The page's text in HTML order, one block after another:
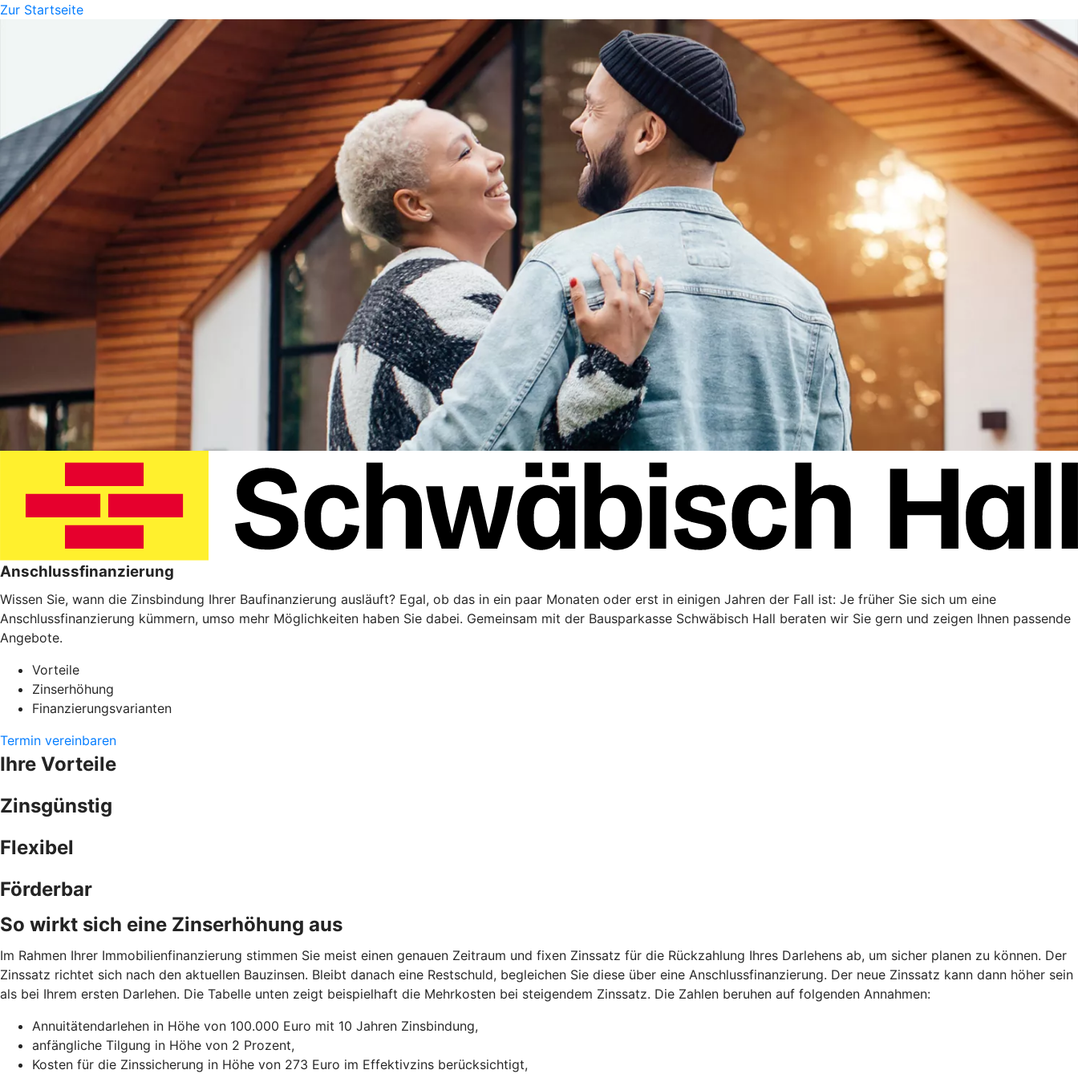
Zur Startseite
Anschlussfinanzierung
Wissen Sie, wann die Zinsbindung Ihrer Baufinanzierung ausläuft? Egal, ob das in ein paar Monaten oder erst in einigen Jahren der Fall ist: Je früher Sie sich um eine
Anschlussfinanzierung kümmern, umso mehr Möglichkeiten haben Sie dabei. Gemeinsam mit der Bausparkasse Schwäbisch Hall beraten wir Sie gern und zeigen Ihnen passende
Angebote.
Vorteile
Zinserhöhung
Finanzierungsvarianten
Termin vereinbaren
Ihre Vorteile
Zinsgünstig
Flexibel
Förderbar
So wirkt sich eine Zinserhöhung aus
Im Rahmen Ihrer Immobilienfinanzierung stimmen Sie meist einen genauen Zeitraum und fixen Zinssatz für die Rückzahlung Ihres Darlehens ab, um sicher planen zu können. Der
Zinssatz richtet sich nach den aktuellen Bauzinsen. Bleibt danach eine Restschuld, begleichen Sie diese über eine Anschlussfinanzierung. Der neue Zinssatz kann dann höher sein
als bei Ihrem ersten Darlehen. Die Tabelle unten zeigt beispielhaft die Mehrkosten bei steigendem Zinssatz. Die Zahlen beruhen auf folgenden Annahmen:
Annuitätendarlehen in Höhe von 100.000 Euro mit 10 Jahren Zinsbindung,
anfängliche Tilgung in Höhe von 2 Prozent,
Kosten für die Zinssicherung in Höhe von 273 Euro im Effektivzins berücksichtigt,